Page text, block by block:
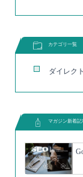
カテゴリ一覧
ダイレク
マガジン新着記